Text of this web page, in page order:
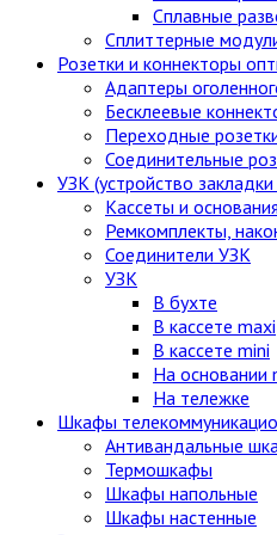
Сплавные
Сплиттерные
Розетки и коннекторы
Адаптеры
Бесклеевые
Переходные
Соединительные
УЗК (устройство закладки
Кассеты и основания
Ремкомплекты,
Соединители УЗК
УЗК
В бухте
В кассете maxi
В кассете mini
На основании
На тележке
Шкафы
Антивандальные
Термошкафы
Шкафы напольные
Шкафы настенные